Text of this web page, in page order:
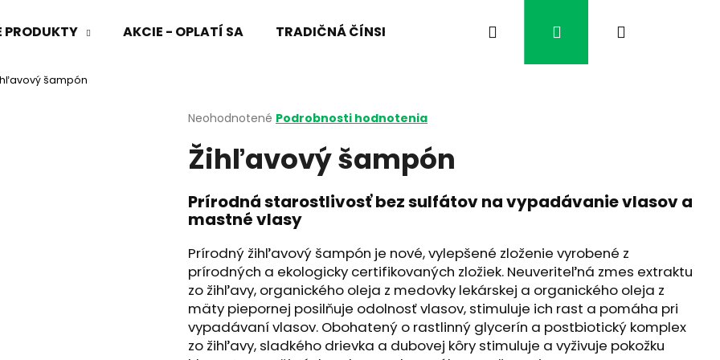
PRODUKTY AKCIE - OPLATÍ SA TRADIČNÁ ČÍNSKA MEDICÍNA ČO VÁS TRÁPI?
Hľadať Prihlásenie
šampón
Priemerné
produktu
je
z
5
hviezdičiek.
Neohodnotené Podrobnosti hodnotenia
Žihľavový šampón
Prírodná starostlivosť bez sulfátov na vypadávanie vlasov a
mastné vlasy
Prírodný žihľavový šampón je nové, vylepšené zloženie vyrobené z
prírodných a ekologicky certifikovaných zložiek. Neuveriteľná zmes extraktu
zo žihľavy, organického oleja z medovky lekárskej a organického oleja z
mäty piepornej posilňuje odolnosť vlasov, stimuluje ich rast a pomáha pri
vypadávaní vlasov. Obohatený o rastlinný glycerín a postbiotický komplex
zo žihľavy, sladkého drievka a dubovej kôry stimuluje a vyživuje pokožku
Čo potrebujete nájsť?
HĽADAŤ
Nasledujúce